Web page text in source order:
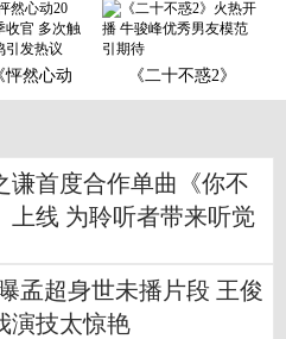
怦然心动 《二十不惑2》
谦首度合作单曲《你不
上线 为聆听者带来听觉
曝孟超身世未播片段 王俊
演技太惊艳